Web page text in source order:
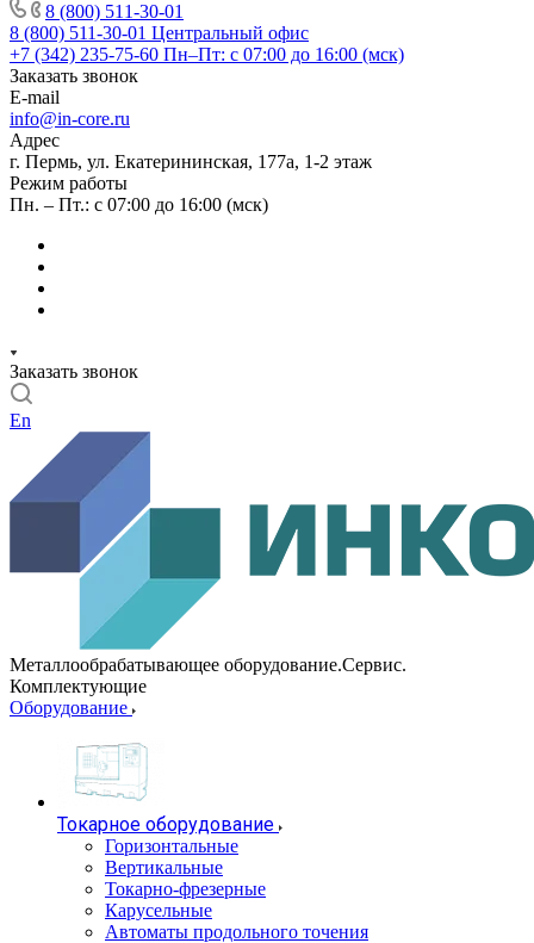
8 (800) 511-30-01
8 (800) 511-30-01 Центральный офис
+7 (342) 235-75-60 Пн–Пт: с 07:00 до 16:00 (мск)
Заказать звонок
E-mail
info@in-core.ru
Адрес
г. Пермь, ул. ​Екатерининская, 177а, ​1-2 этаж
Режим работы
Пн. – Пт.: с 07:00 до 16:00 (мск)
Заказать звонок
En
Металлообрабатывающее оборудование.Сервис.
Комплектующие
Оборудование
Токарное оборудование
Горизонтальные
Вертикальные
Токарно-фрезерные
Карусельные
Автоматы продольного точения